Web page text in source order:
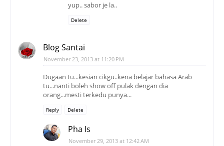
yup.. sabor je la..
Delete
Blog Santai
November 23, 2013 at 11:20 PM
Dugaan tu...kesian cikgu..kena belajar bahasa Arab
tu...nanti boleh show off pulak dengan dia
orang...mesti terkedu punya...
Reply Delete
Pha Is
November 29, 2013 at 12:42 AM